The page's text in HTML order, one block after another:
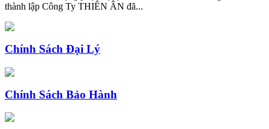
thành lập Công Ty THIÊN ÂN đã...
Chính Sách Đại Lý
Chính Sách Bảo Hành